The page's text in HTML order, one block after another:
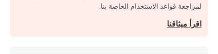
لمراجعة قواعد الاستخدام الخاصة بنا.
اقرأ ميثاقنا